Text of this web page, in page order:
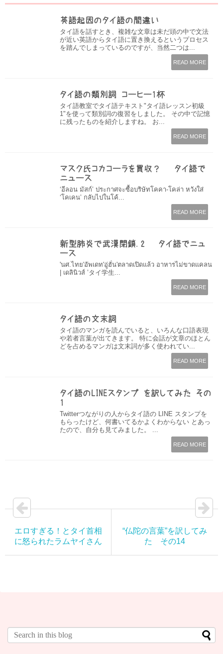
英語起因のタイ語の間違い
タイ語を話すとき、複雑な文章は未だ頭の中で文法
が近い英語からタイ語に置き換えるというプロセス
を踏んでしまっているのですが、当然二つは...
READ MORE
タイ語の類別詞−コーヒー1杯
タイ語教室でタイ語テキスト"タイ語レッスン初級
1"を使って類別詞の復習をしました。 その中で記憶
に残ったものを紹介しますね。 お...
READ MORE
マスク氏コカコーラを買収？ – タイ語で
ニュース
‘อีลอน มัสก์’ ประกาศจะซื้อบริษัทโคคา-โคล่า หวังใส่
‘โคเคน’ กลับไปในโค้...
READ MORE
新型肺炎で武漢閉鎖.2 – タイ語でニュ
ース
'นศ.ไทย'อัพเดท'อู่ฮั่น'ตลาดเปิดแล้ว อาหารไม่ขาดแคลน
| เดลินิวส์ ’タイ学生...
READ MORE
タイ語の文末詞
タイ語のマンガを読んでいると、いろんな口語表現
や若者言葉が出てきます。 特に会話が文章のほとん
どを占めるマンガは文末詞が多く使われてい...
READ MORE
タイ語のLINEスタンプ を訳してみた その
1
Twitterつながりの人からタイ語の LINE スタンプを
もらったけど、何書いてるかよくわからない とあっ
たので、自分も見てみました。 ...
READ MORE
エロすぎる！とタイ首相
に怒られたラムヤイさん
“仏陀の言葉”を訳してみ
た その14